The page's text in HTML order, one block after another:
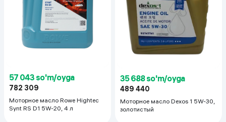
57 043 so'm/oyga
782 309
Моторное масло Rowe Hightec
Synt RS D1 5W-20, 4 л
35 688 so'm/oyga
489 440
Моторное масло Dexos 1 5W-30,
золотистый